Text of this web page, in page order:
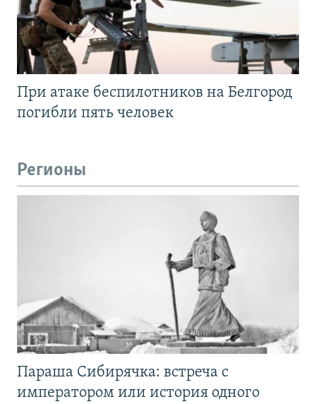
При атаке беспилотников на Белгород
погибли пять человек
Регионы
Параша Сибирячка: встреча с
императором или история одного